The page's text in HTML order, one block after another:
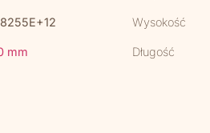
Wysokość
mm Długość